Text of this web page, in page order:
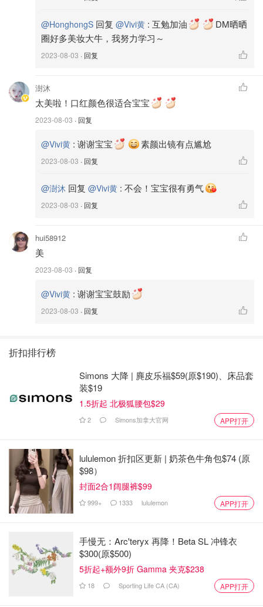
勾勒出来，这样眉毛就比较干净自然。
Kate眉粉型号是EX-5
KATE
欧莱雅极细眉笔颜色选的是dark brunette
@HonghongS 回复 @Vivi黄 : 互勉加油
DM晒晒
圈好多美妆大牛，我努力学习～
2023-08-03 · 回复
澍沐
太美啦！口红颜色很适合宝宝
2023-08-03 · 回复
@Vivi黄 : 谢谢宝宝 素颜出镜有点尴尬
2023-08-03 · 回复
@澍沐 回复 @Vivi黄 : 不会！宝宝很有勇气
2023-08-03 · 回复
hui58912
美
2023-08-03 · 回复
@Vivi黄 : 谢谢宝宝鼓励
2023-08-03 · 回复
折扣排行榜
Simons 大降 | 麂皮乐福$59(原$190)、床品套
装$19
1.5折起 北极狐腰包$29
2 Simons加拿大官网 APP打开
lululemon 折扣区更新 | 奶茶色牛角包$74 (原
$98）
封面2合1阔腿裤$99
999+ 1333 lululemon APP打开
手慢无：Arc'teryx 再降！Beta SL 冲锋衣
$300(原$500)
5折起+额外9折 Gamma 夹克$238
18 Sporting Life CA (CA) APP打开